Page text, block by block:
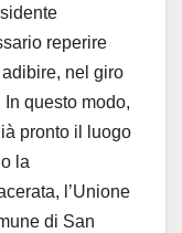
reperire
nel giro
questo modo,
pronto il luogo
la
l’Unione
di San